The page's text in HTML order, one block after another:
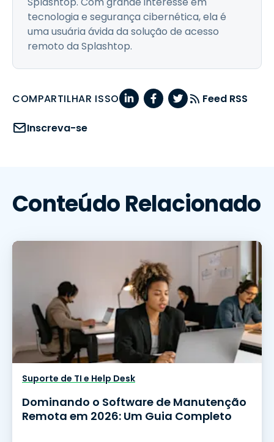
tecnologia e segurança cibernética, ela é
uma usuária ávida da solução de acesso
remoto da Splashtop.
COMPARTILHAR ISSO Feed RSS
Inscreva-se
Conteúdo Relacionado
Suporte de TI e Help Desk
Dominando o Software de Manutenção
Remota em 2026: Um Guia Completo